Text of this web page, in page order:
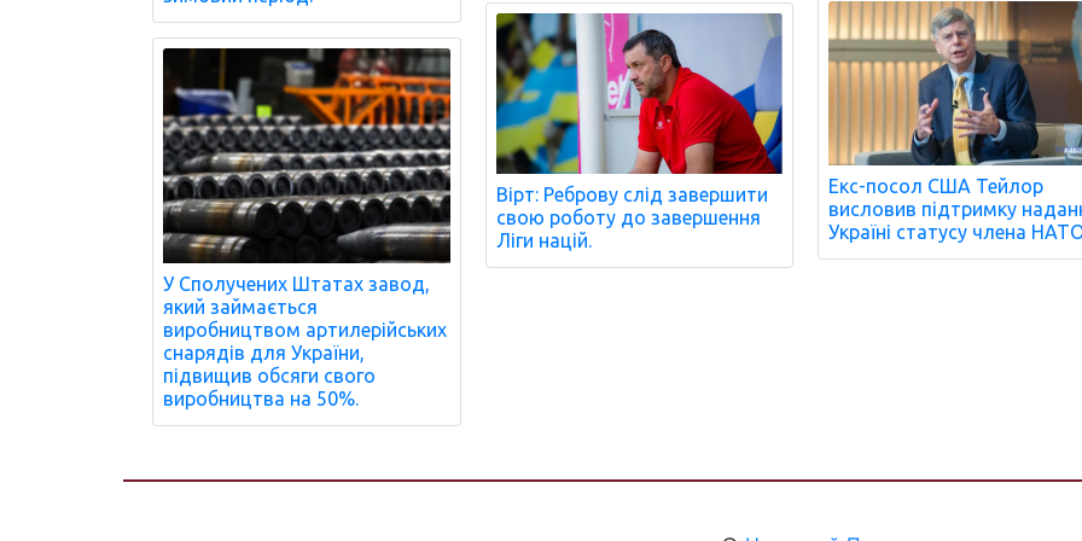
У Сполучених Штатах завод,
який займається
виробництвом артилерійських
снарядів для України,
підвищив обсяги свого
виробництва на 50%.
Вірт: Реброву слід завершити
свою роботу до завершення
Ліги націй.
Екс-посол США Тейлор
висловив підтримку
Україні статусу члена